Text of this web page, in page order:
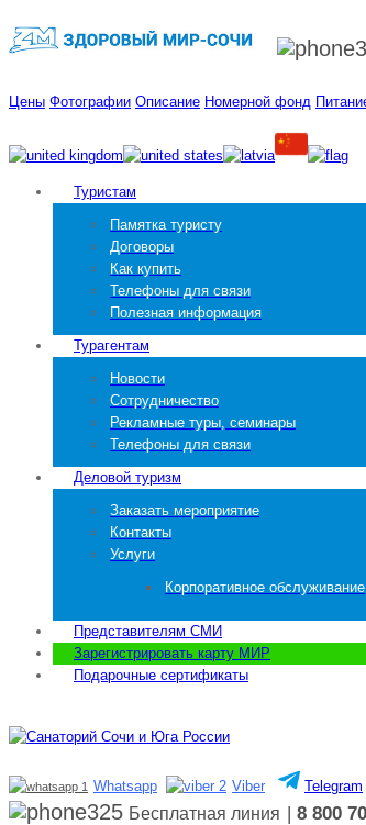
Цены Фотографии Описание Номерной фонд
Туристам
Памятка туристу
Договоры
Как купить
Телефоны для связи
Полезная информация
Турагентам
Новости
Сотрудничество
Рекламные туры, семинары
Телефоны для связи
Деловой туризм
Заказать мероприятие
Контакты
Услуги
Корпоративное обслуживание
Представителям СМИ
Зарегистрировать карту МИР
Подарочные сертификаты
Whatsapp Viber Telegram
Бесплатная линия | 8 800